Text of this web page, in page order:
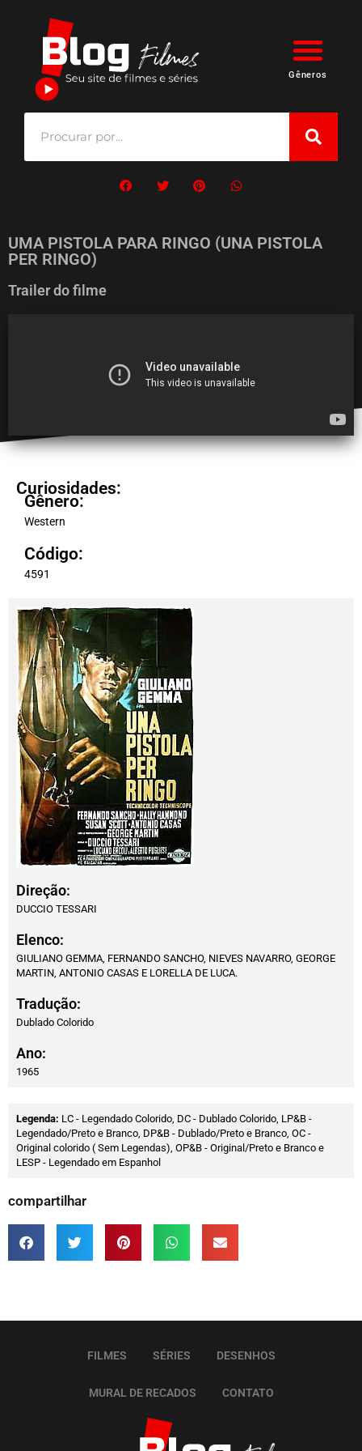
Gêneros
UMA PISTOLA PARA RINGO (UNA PISTOLA
PER RINGO)
Trailer do filme
Curiosidades:
Gênero:
Western
Código:
4591
Direção:
DUCCIO TESSARI
Elenco:
GIULIANO GEMMA, FERNANDO SANCHO, NIEVES NAVARRO, GEORGE
MARTIN, ANTONIO CASAS E LORELLA DE LUCA.
Tradução:
Dublado Colorido
Ano:
1965
Legenda: LC - Legendado Colorido, DC - Dublado Colorido, LP&B -
Legendado/Preto e Branco, DP&B - Dublado/Preto e Branco, OC -
Original colorido ( Sem Legendas), OP&B - Original/Preto e Branco e
LESP - Legendado em Espanhol
compartilhar
FILMES SÉRIES DESENHOS
MURAL DE RECADOS CONTATO